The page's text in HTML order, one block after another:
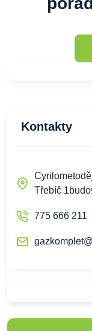
Kontakty
Třebíč
775 666 211